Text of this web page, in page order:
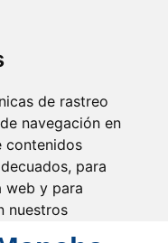
de rastreo
navegación en
contenidos
para
web y para
nuestros